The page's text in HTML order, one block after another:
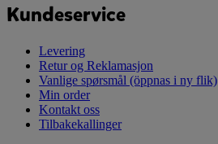
Kundeservice
Levering
Retur og Reklamasjon
Vanlige spørsmål (öppnas i ny flik)
Min order
Kontakt oss
Tilbakekallinger